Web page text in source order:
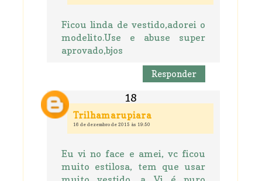
Ficou linda de vestido,adorei o
modelito.Use e abuse super
aprovado,bjos
Responder
Trilhamarupiara
16 de dezembro de 2015 às 19:50
Eu vi no face e amei, vc ficou
muito estilosa, tem que usar